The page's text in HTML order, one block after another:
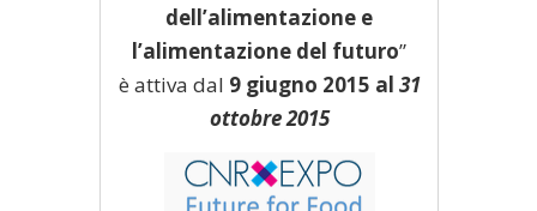
dell’alimentazione e
l’alimentazione del futuro”
è attiva dal 9 giugno 2015 al 31
ottobre 2015